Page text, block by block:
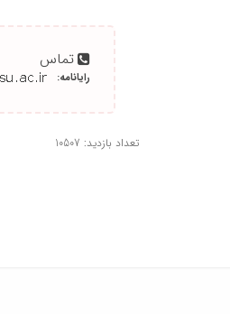
تماس
رایانامه:
تعداد بازدید: 10507